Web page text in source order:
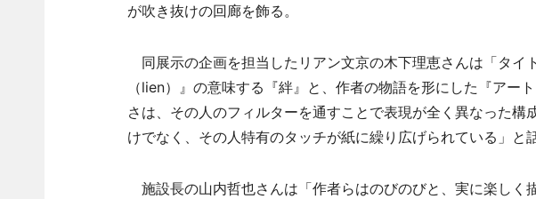
が吹き抜けの回廊を飾る。
同展示の企画を担当したリアン文京の木下理恵さんは「タイ
（lien）』の意味する『絆』と、作者の物語を形にした『アー
さは、その人のフィルターを通すことで表現が全く異なった構
けでなく、その人特有のタッチが紙に繰り広げられている」と話
施設長の山内哲也さんは「作者らはのびのびと、実に楽しく